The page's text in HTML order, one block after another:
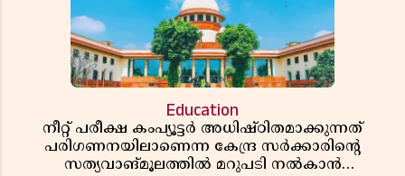
Education
നീറ്റ് പരീക്ഷ കംപ്യൂട്ടർ അധിഷ്ഠിതമാക്കുന്നത്
പരിഗണനയിലാണെന്ന കേന്ദ്ര സർക്കാരിൻ്റെ
സത്യവാങ്മൂലത്തിൽ മറുപടി നൽകാൻ